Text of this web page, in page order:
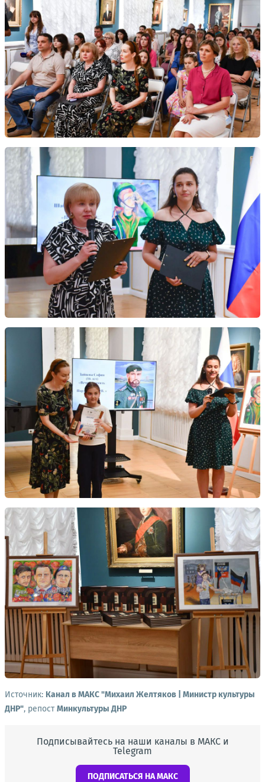
Источник: Канал в МАКС "Михаил Желтяков | Министр культуры
ДНР", репостМинкультуры ДНР
Подписывайтесь на наши каналы в МАКС и
Telegram
ПОДПИСАТЬСЯ НА МАКС